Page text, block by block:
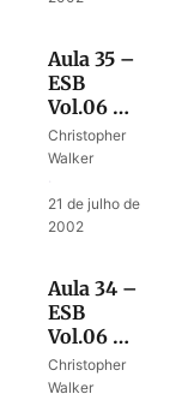
Aula 35 –
ESB
Vol.06 –
O começo
de um
Christopher
Walker
21 de julho de
2002
Aula 34 –
ESB
Vol.06 –
Roubando
a religião
Christopher
Walker